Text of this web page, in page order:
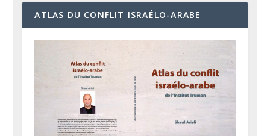
ATLAS DU CONFLIT ISRAÉLO-ARABE